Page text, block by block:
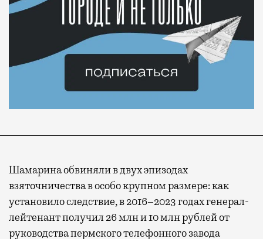
Шамарина обвиняли в двух эпизодах
взяточничества в особо крупном размере: как
установило следствие, в 2016–2023 годах генерал-
лейтенант получил 26 млн и 10 млн рублей от
руководства пермского телефонного завода